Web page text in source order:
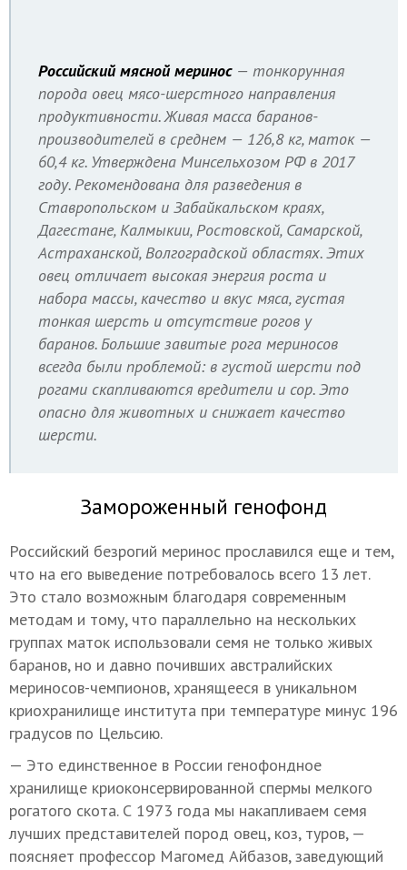
Российский мясной меринос — тонкорунная
порода овец мясо-шерстного направления
продуктивности. Живая масса баранов-
производителей в среднем — 126,8 кг, маток —
60,4 кг. Утверждена Минсельхозом РФ в 2017
году. Рекомендована для разведения в
Ставропольском и Забайкальском краях,
Дагестане, Калмыкии, Ростовской, Самарской,
Астраханской, Волгоградской областях. Этих
овец отличает высокая энергия роста и
набора массы, качество и вкус мяса, густая
тонкая шерсть и отсутствие рогов у
баранов. Большие завитые рога мериносов
всегда были проблемой: в густой шерсти под
рогами скапливаются вредители и сор. Это
опасно для животных и снижает качество
шерсти.
Замороженный генофонд
Российский безрогий меринос прославился еще и тем,
что на его выведение потребовалось всего 13 лет.
Это стало возможным благодаря современным
методам и тому, что параллельно на нескольких
группах маток использовали семя не только живых
баранов, но и давно почивших австралийских
мериносов-чемпионов, хранящееся в уникальном
криохранилище института при температуре минус 196
градусов по Цельсию.
— Это единственное в России генофондное
хранилище криоконсервированной спермы мелкого
рогатого скота. С 1973 года мы накапливаем семя
лучших представителей пород овец, коз, туров, —
поясняет профессор Магомед Айбазов, заведующий